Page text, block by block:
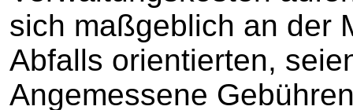
sich maßgeblich an der
Abfalls orientierten,
Angemessene